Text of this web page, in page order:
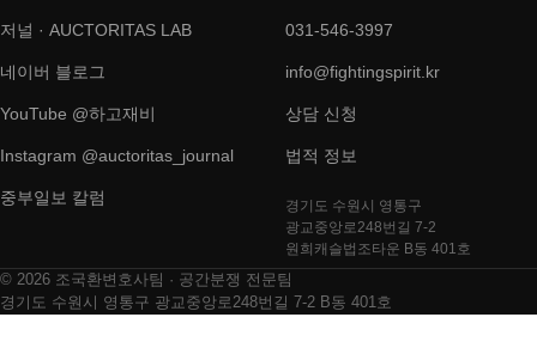
저널 · AUCTORITAS LAB
네이버 블로그
YouTube @하고재비
Instagram @auctoritas_journal
중부일보 칼럼
031-546-3997
info@fightingspirit.kr
상담 신청
법적 정보
경기도 수원시 영통구
광교중앙로248번길 7-2
원희캐슬법조타운 B동 401호
© 2026 조국환변호사팀 · 공간분쟁 전문팀
경기도 수원시 영통구 광교중앙로248번길 7-2 B동 401호